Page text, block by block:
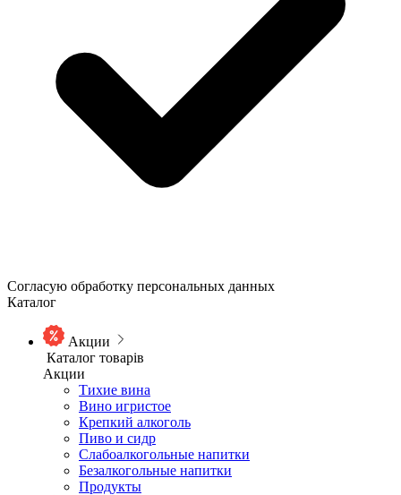
Согласую обработку персональных данных
Каталог
Акции
Каталог товарів
Акции
Тихие вина
Вино игристое
Крепкий алкоголь
Пиво и сидр
Слабоалкогольные напитки
Безалкогольные напитки
Продукты